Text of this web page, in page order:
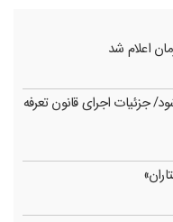
اعلام شد
می‌شود/ جزئیات اجرای قانون تعرفه